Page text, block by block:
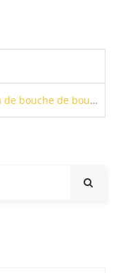
bouche de bouteille